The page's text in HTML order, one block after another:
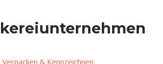
Verpacken & Kennzeichnen